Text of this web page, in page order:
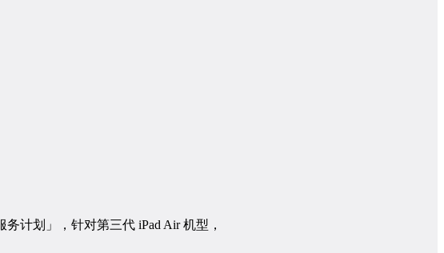
计划」，针对第三代 iPad Air 机型，